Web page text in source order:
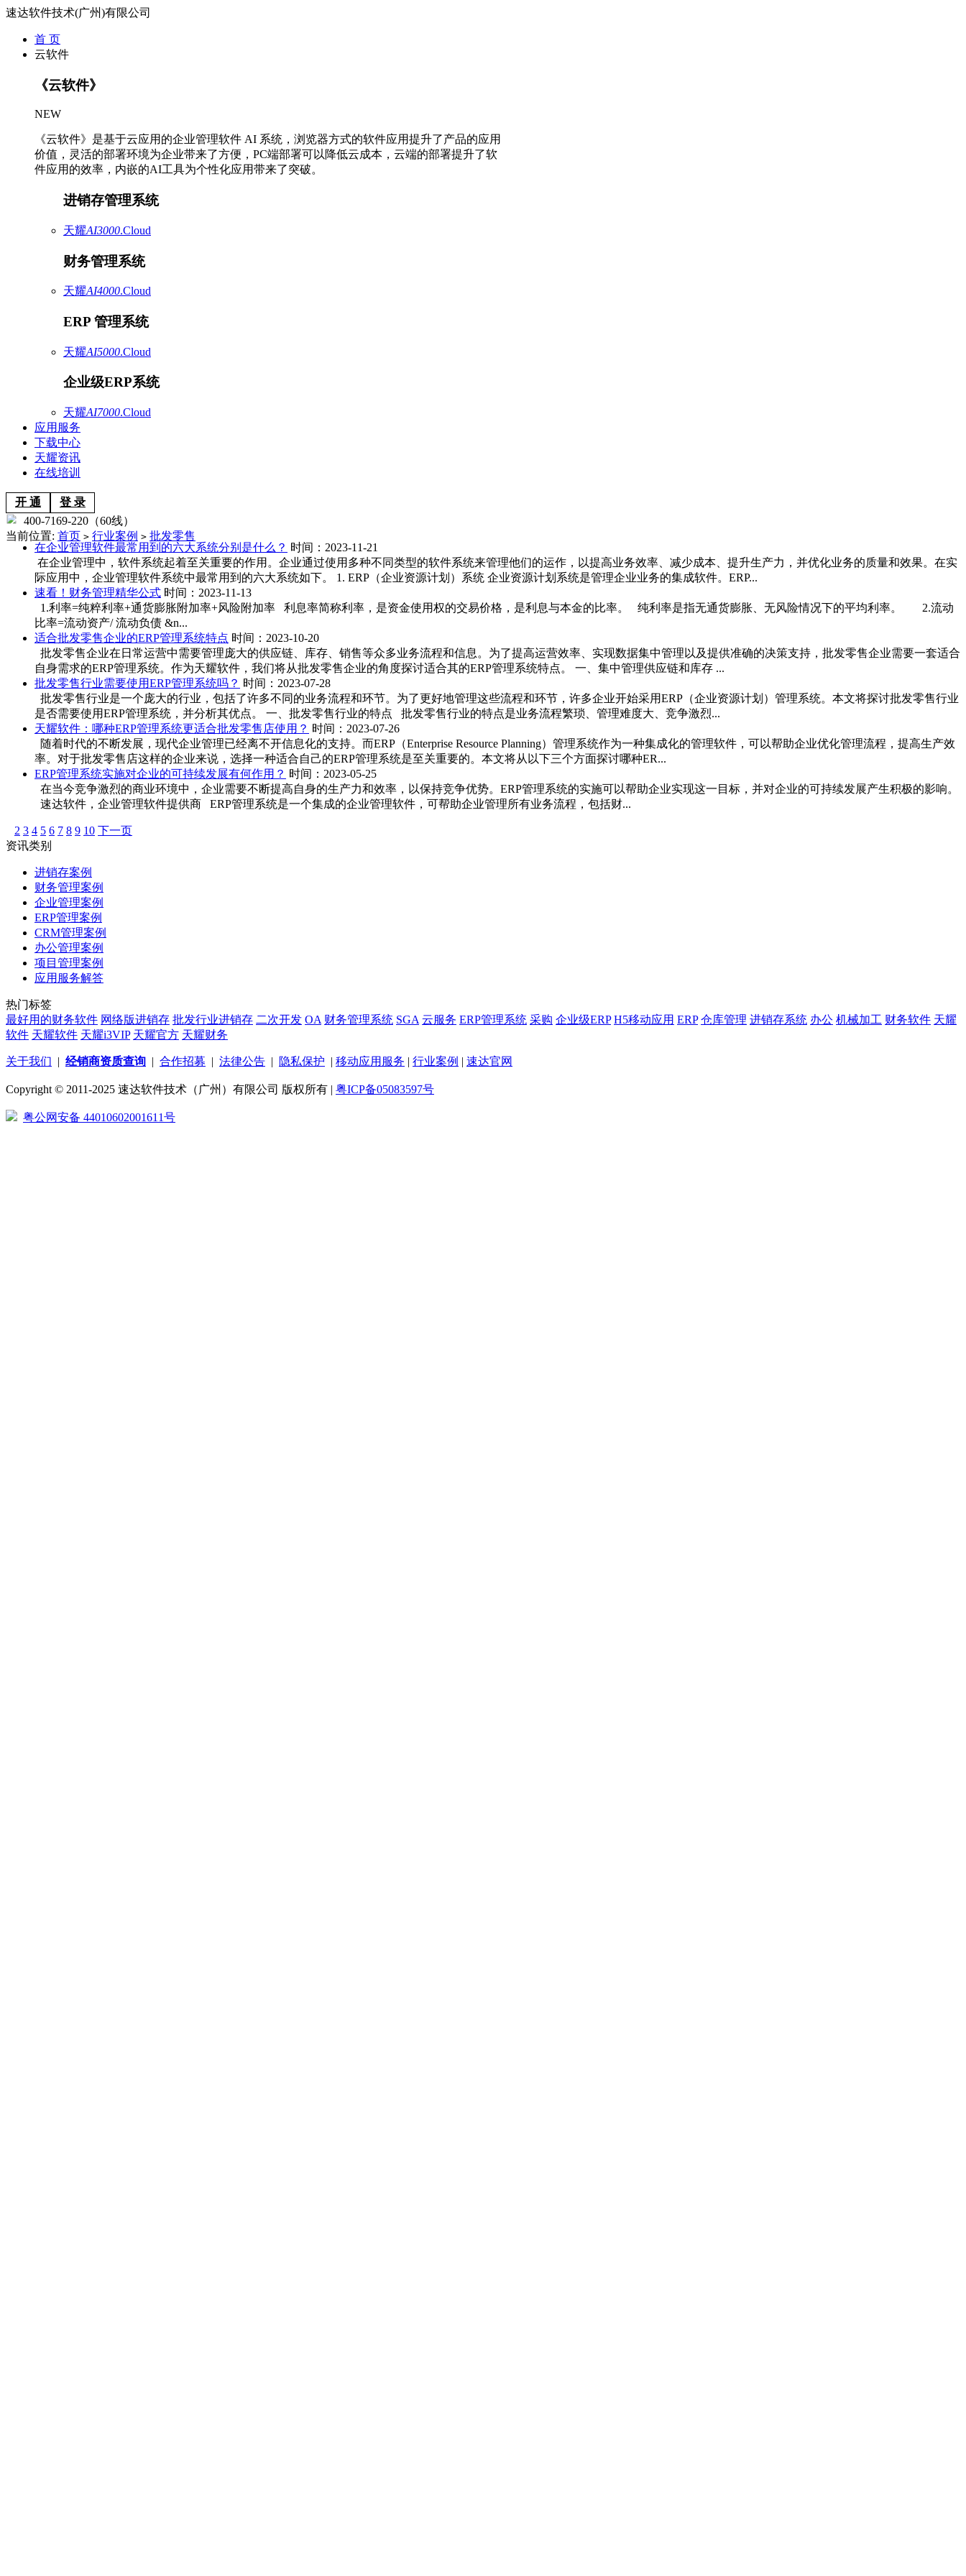
速达软件技术(广州)有限公司
首 页
云软件
《云软件》
NEW
《云软件》是基于云应用的企业管理软件 AI 系统，浏览器方式的软件应用提升了产品的应用
价值，灵活的部署环境为企业带来了方便，PC端部署可以降低云成本，云端的部署提升了软
件应用的效率，内嵌的AI工具为个性化应用带来了突破。
进销存管理系统
天耀AI3000.Cloud
财务管理系统
天耀AI4000.Cloud
ERP 管理系统
天耀AI5000.Cloud
企业级ERP系统
天耀AI7000.Cloud
应用服务
下载中心
天耀资讯
在线培训
开 通
登 录
400-7169-220（60线）
当前位置: 首页 > 行业案例 > 批发零售
在企业管理软件最常用到的六大系统分别是什么？ 时间：2023-11-21
在企业管理中，软件系统起着至关重要的作用。企业通过使用多种不同类型的软件系统来管理他们的运作，以提高业务效率、减少成本、提升生产力，并优化业务的质量和效果。在实
际应用中，企业管理软件系统中最常用到的六大系统如下。 1. ERP（企业资源计划）系统 企业资源计划系统是管理企业业务的集成软件。ERP...
速看！财务管理精华公式 时间：2023-11-13
1.利率=纯粹利率+通货膨胀附加率+风险附加率 利息率简称利率，是资金使用权的交易价格，是利息与本金的比率。 纯利率是指无通货膨胀、无风险情况下的平均利率。 2.流动
比率=流动资产/ 流动负债 &n...
适合批发零售企业的ERP管理系统特点 时间：2023-10-20
批发零售企业在日常运营中需要管理庞大的供应链、库存、销售等众多业务流程和信息。为了提高运营效率、实现数据集中管理以及提供准确的决策支持，批发零售企业需要一套适合
自身需求的ERP管理系统。作为天耀软件，我们将从批发零售企业的角度探讨适合其的ERP管理系统特点。 一、集中管理供应链和库存 ...
批发零售行业需要使用ERP管理系统吗？ 时间：2023-07-28
批发零售行业是一个庞大的行业，包括了许多不同的业务流程和环节。为了更好地管理这些流程和环节，许多企业开始采用ERP（企业资源计划）管理系统。本文将探讨批发零售行业
是否需要使用ERP管理系统，并分析其优点。 一、批发零售行业的特点 批发零售行业的特点是业务流程繁琐、管理难度大、竞争激烈...
天耀软件：哪种ERP管理系统更适合批发零售店使用？ 时间：2023-07-26
随着时代的不断发展，现代企业管理已经离不开信息化的支持。而ERP（Enterprise Resource Planning）管理系统作为一种集成化的管理软件，可以帮助企业优化管理流程，提高生产效
率。对于批发零售店这样的企业来说，选择一种适合自己的ERP管理系统是至关重要的。本文将从以下三个方面探讨哪种ER...
ERP管理系统实施对企业的可持续发展有何作用？ 时间：2023-05-25
在当今竞争激烈的商业环境中，企业需要不断提高自身的生产力和效率，以保持竞争优势。ERP管理系统的实施可以帮助企业实现这一目标，并对企业的可持续发展产生积极的影响。
速达软件，企业管理软件提供商 ERP管理系统是一个集成的企业管理软件，可帮助企业管理所有业务流程，包括财...
2 3 4 5 6 7 8 9 10 下一页
资讯类别
进销存案例
财务管理案例
企业管理案例
ERP管理案例
CRM管理案例
办公管理案例
项目管理案例
应用服务解答
热门标签
最好用的财务软件 网络版进销存 批发行业进销存 二次开发 OA 财务管理系统 SGA 云服务 ERP管理系统 采购 企业级ERP H5移动应用 ERP 仓库管理 进销存系统 办公 机械加工 财务软件 天耀
软件 天耀软件 天耀i3VIP 天耀官方 天耀财务
关于我们 | 经销商资质查询 | 合作招募 | 法律公告 | 隐私保护 | 移动应用服务 | 行业案例 | 速达官网
Copyright © 2011-2025 速达软件技术（广州）有限公司 版权所有 | 粤ICP备05083597号
粤公网安备 44010602001611号